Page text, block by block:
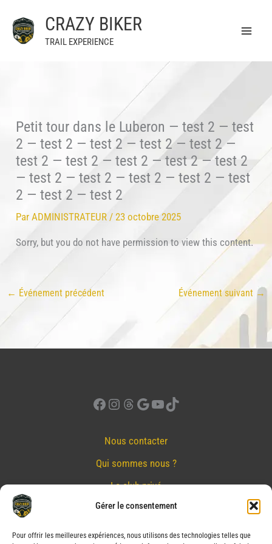
Gérer le consentement
Pour offrir les meilleures expériences, nous utilisons des technologies telles que
contenu
CRAZY BIKER
TRAIL EXPERIENCE
Petit tour dans le Luberon — test 2 — test
2 — test 2 — test 2 — test 2 — test 2 —
test 2 — test 2 — test 2 — test 2 — test 2
— test 2 — test 2 — test 2 — test 2 — test
2 — test 2 — test 2
ParADMINISTRATEUR /23 octobre 2025
Sorry, but you do not have permission to view this content.
← Événement précédent Événement suivant →
Facebook
Instagram
Threads
Google
YouTube
TikTok
Nous contacter
Qui sommes nous ?
Le club privé
Réserver
Nos partenaires